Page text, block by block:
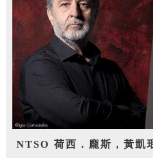
NTSO 荷西．龐斯，黃凱